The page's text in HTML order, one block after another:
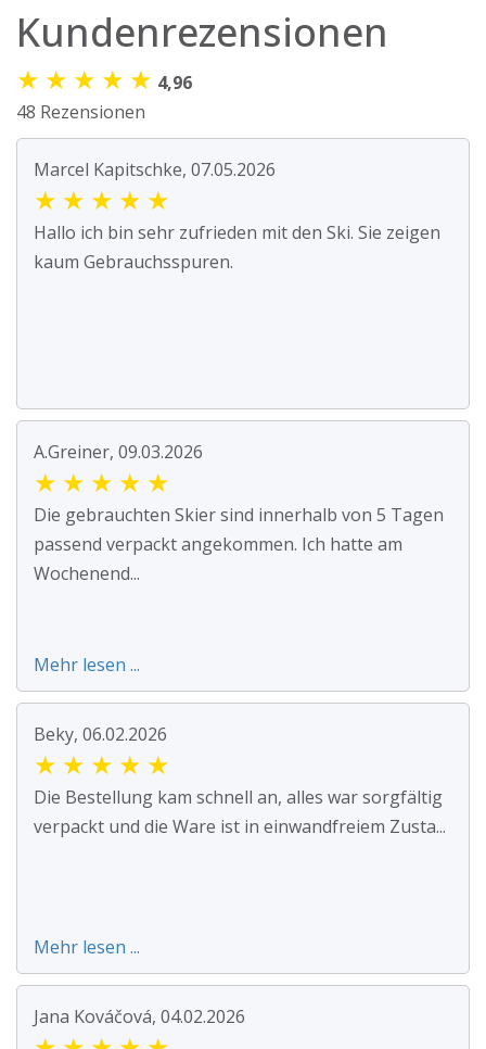
Kundenrezensionen
★ ★ ★ ★ ★ 4,96
48 Rezensionen
Marcel Kapitschke, 07.05.2026
★ ★ ★ ★ ★
Hallo ich bin sehr zufrieden mit den Ski. Sie zeigen
kaum Gebrauchsspuren.
A.Greiner, 09.03.2026
★ ★ ★ ★ ★
Die gebrauchten Skier sind innerhalb von 5 Tagen
passend verpackt angekommen. Ich hatte am
Wochenend...
Mehr lesen ...
Beky, 06.02.2026
★ ★ ★ ★ ★
Die Bestellung kam schnell an, alles war sorgfältig
verpackt und die Ware ist in einwandfreiem Zusta...
Mehr lesen ...
Jana Kováčová, 04.02.2026